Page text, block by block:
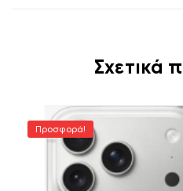
Σχετικά
Προσφορά!